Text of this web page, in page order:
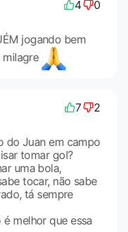
4 0
jogando bem
milagre
7 2
do Juan em campo
tomar gol?
uma bola,
tocar, não sabe
tá sempre
melhor que essa